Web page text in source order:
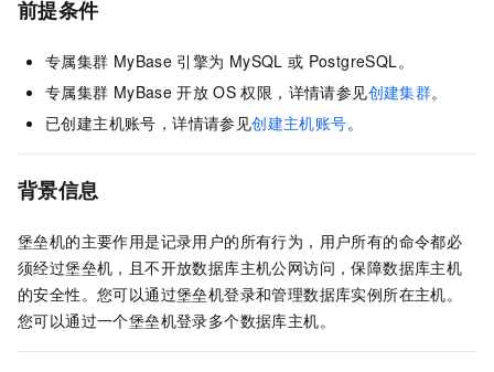
前提条件
专属集群 MyBase 引擎为 MySQL 或 PostgreSQL。
专属集群 MyBase 开放 OS 权限，详情请参见创建集群。
已创建主机账号，详情请参见创建主机账号。
背景信息
堡垒机的主要作用是记录用户的所有行为，用户所有的命令都必
须经过堡垒机，且不开放数据库主机公网访问，保障数据库主机
的安全性。您可以通过堡垒机登录和管理数据库实例所在主机。
您可以通过一个堡垒机登录多个数据库主机。